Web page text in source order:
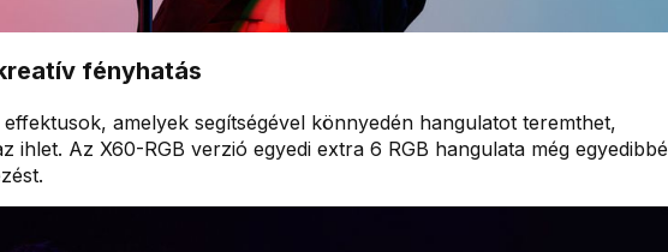
fényhatás
effektusok, amelyek segítségével könnyedén hangulatot teremthet,
ihlet. Az X60-RGB verzió egyedi extra 6 RGB hangulata még egyedibbé